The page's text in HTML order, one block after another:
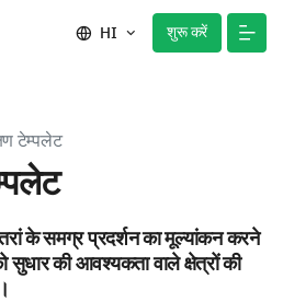
HI शुरू करें
टेम्पलेट
के समग्र प्रदर्शन का मूल्यांकन करने
की आवश्यकता वाले क्षेत्रों की